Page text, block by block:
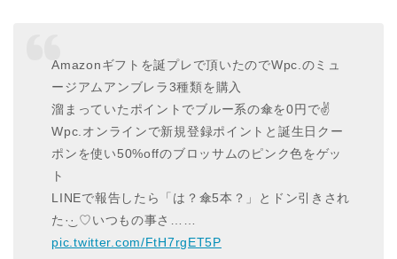
Amazonギフトを誕プレで頂いたのでWpc.のミュ
ージアムアンブレラ3種類を購入
溜まっていたポイントでブルー系の傘を0円で✌️
Wpc.オンラインで新規登録ポイントと誕生日クー
ポンを使い50%offのブロッサムのピンク色をゲッ
ト
LINEで報告したら「は？傘5本？」とドン引きされ
た·͜· ♡いつもの事さ……
pic.twitter.com/FtH7rgET5P